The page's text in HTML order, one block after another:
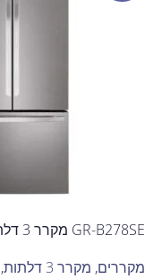
GR-B278SE מקרר 3 דלתות מבית LG
מקררים, מקרר 3 דלתות ,